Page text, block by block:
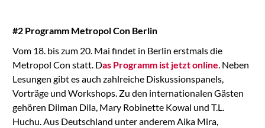
Usercentrics Consent
Platform
#2 Programm Metropol Con Berlin
Vom 18. bis zum 20. Mai findet in Berlin erstmals die
Metropol Con statt. Das Programm ist jetzt online. Neben
Lesungen gibt es auch zahlreiche Diskussionspanels,
Vorträge und Workshops. Zu den internationalen Gästen
gehören Dilman Dila, Mary Robinette Kowal und T.L.
Huchu. Aus Deutschland unter anderem Aika Mira,